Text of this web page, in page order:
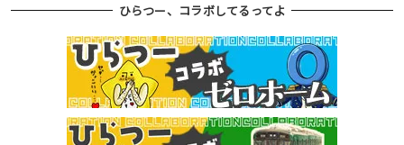
ひらつー、コラボしてるってよ